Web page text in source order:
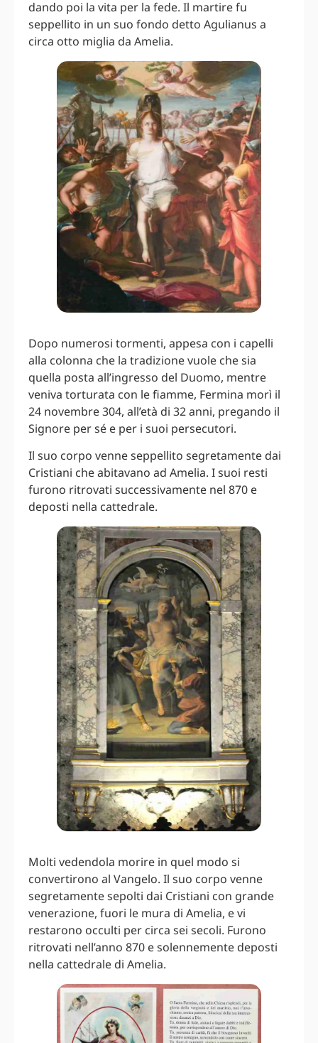
dando poi la vita per la fede. Il martire fu
seppellito in un suo fondo detto Agulianus a
circa otto miglia da Amelia.
Dopo numerosi tormenti, appesa con i capelli
alla colonna che la tradizione vuole che sia
quella posta all’ingresso del Duomo, mentre
veniva torturata con le fiamme, Fermina morì il
24 novembre 304, all’età di 32 anni, pregando il
Signore per sé e per i suoi persecutori.
Il suo corpo venne seppellito segretamente dai
Cristiani che abitavano ad Amelia. I suoi resti
furono ritrovati successivamente nel 870 e
deposti nella cattedrale.
Molti vedendola morire in quel modo si
convertirono al Vangelo. Il suo corpo venne
segretamente sepolti dai Cristiani con grande
venerazione, fuori le mura di Amelia, e vi
restarono occulti per circa sei secoli. Furono
ritrovati nell’anno 870 e solennemente deposti
nella cattedrale di Amelia.